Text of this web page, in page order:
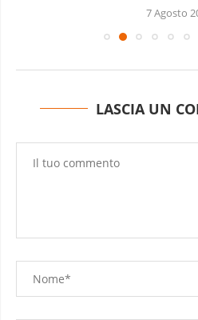
7 Agosto
LASCIA UN